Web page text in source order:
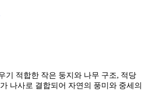
기 적합한 작은 둥지와 나무 구조, 적당
나사로 결합되어 자연의 풍미와 중세의